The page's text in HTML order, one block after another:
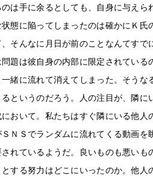
は手に余るとしても、自身に与え
態に陥ってしまったのは確かにＫ
そんなに月日が前のことなんてす
題は彼自身の内部に限定されている
緒に流れて消えてしまった。そう
というのだろう。人の注目が、隣
おいて。私たちはすぐ隣にいる他
ＮＳでランダムに流れてくる動画を
れているようだ。良いものも悪いも
する努力はどこにいったのか。他